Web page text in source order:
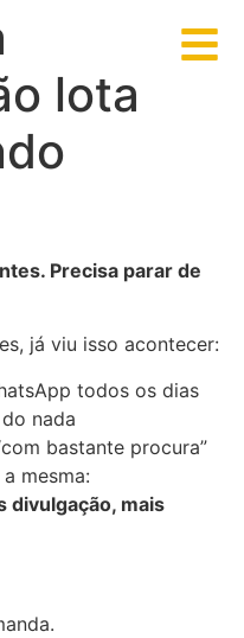
lota
Precisa parar de
já viu isso acontecer:
todos os dias
nada
bastante procura”
mesma:
divulgação, mais